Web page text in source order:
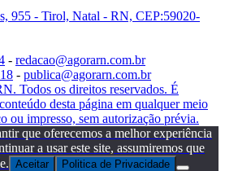
955 - Tirol, Natal - RN, CEP:59020-
- redacao@agorarn.com.br
- publica@agorarn.com.br
Todos os direitos reservados. É
desta página em qualquer meio
ou impresso, sem autorização prévia.
que oferecemos a melhor experiência
a usar este site, assumiremos que
Aceitar Politica de Privacidade